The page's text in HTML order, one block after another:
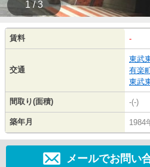
1 / 3
賃料 -
交通
東武
有楽
東武
間取り(面積) -(-)
築年月 1984
メールでお問い